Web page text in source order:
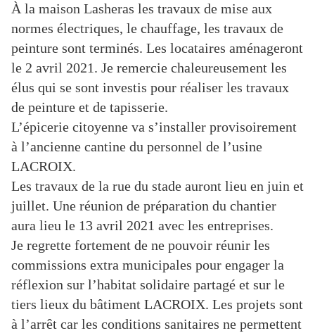
À la maison Lasheras les travaux de mise aux
normes électriques, le chauffage, les travaux de
peinture sont terminés. Les locataires aménageront
le 2 avril 2021. Je remercie chaleureusement les
élus qui se sont investis pour réaliser les travaux
de peinture et de tapisserie.
L’épicerie citoyenne va s’installer provisoirement
à l’ancienne cantine du personnel de l’usine
LACROIX.
Les travaux de la rue du stade auront lieu en juin et
juillet. Une réunion de préparation du chantier
aura lieu le 13 avril 2021 avec les entreprises.
Je regrette fortement de ne pouvoir réunir les
commissions extra municipales pour engager la
réflexion sur l’habitat solidaire partagé et sur le
tiers lieux du bâtiment LACROIX. Les projets sont
à l’arrêt car les conditions sanitaires ne permettent